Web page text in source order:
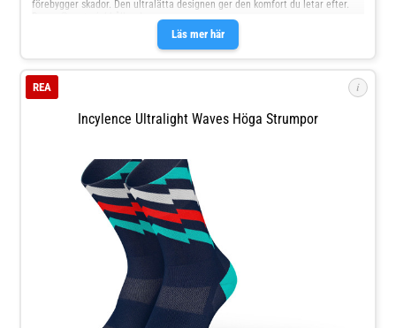
Läs mer här
förebygger skador. Den ultralätta designen ger den komfort du letar efter.
i
Incylence Ultralight Waves Höga Strumpor
REA